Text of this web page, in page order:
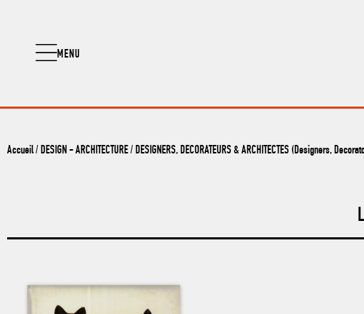
MENU
Accueil/ DESIGN - ARCHITECTURE/ DESIGNERS, DECORATEURS & ARCHITECTES (Designers,